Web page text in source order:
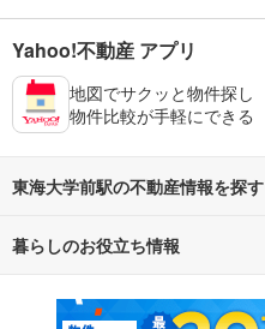
Yahoo!不動産 アプリ
地図でサクッと物件探し
物件比較が手軽にできる
東海大学前駅の不動産情報を探す
不動産・住宅
新築マンション
暮らしのお役立ち情報
マンションカタログ